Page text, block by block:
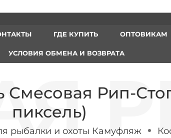
ГДЕ КУПИТЬ ОПТОВИКАМ
УСЛОВИЯ ОБМЕНА И ВОЗВРАТА
Смесовая Рип-
пиксель)
рыбалки и охоты Камуфляж